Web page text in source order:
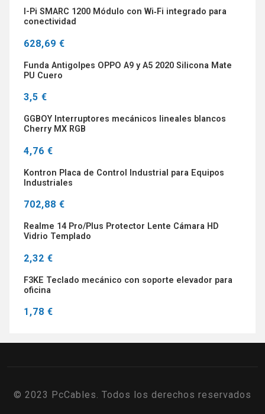
I-Pi SMARC 1200 Módulo con Wi‑Fi integrado para
conectividad
628,69 €
Funda Antigolpes OPPO A9 y A5 2020 Silicona Mate
PU Cuero
3,5 €
GGBOY Interruptores mecánicos lineales blancos
Cherry MX RGB
4,76 €
Kontron Placa de Control Industrial para Equipos
Industriales
702,88 €
Realme 14 Pro/Plus Protector Lente Cámara HD
Vidrio Templado
2,32 €
F3KE Teclado mecánico con soporte elevador para
oficina
1,78 €
© 2023 PcCables. Todos los derechos reservados